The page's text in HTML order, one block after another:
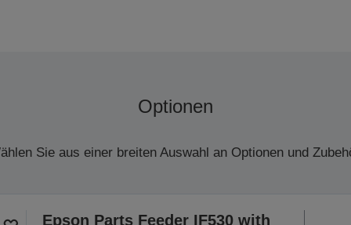
Optionen
Sie aus einer breiten Auswahl an Optionen und
Epson Parts Feeder IF530 with